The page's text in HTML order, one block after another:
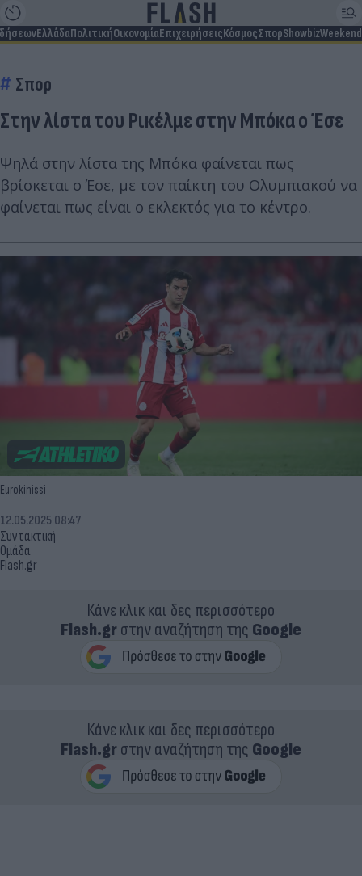
ΕλλάδαΠολιτικήΟικονομίαΕπιχειρήσειςΚόσμοςΣπορShowbizWeekend
Σπορ
Στην λίστα του Ρικέλμε στην Μπόκα ο Έσε
Ψηλά στην λίστα της Μπόκα φαίνεται πως
βρίσκεται ο Έσε, με τον παίκτη του Ολυμπιακού να
φαίνεται πως είναι ο εκλεκτός για το κέντρο.
Eurokinissi
Συντακτική
Ομάδα
Flash.gr
12.05.2025 08:47
Κάνε κλικ και δες περισσότερο
Flash.grστην αναζήτηση της Google
Κάνε κλικ και δες περισσότερο
Flash.grστην αναζήτηση της Google